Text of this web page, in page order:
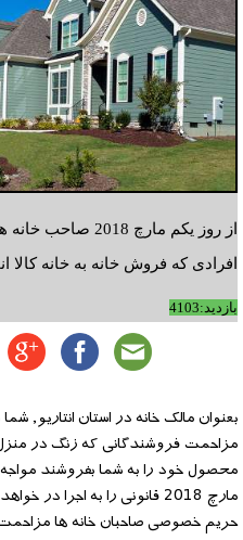
از روز یکم مارچ
افرادی که فروش خانه به خانه کالا
بازدید:4103
بعنوان مالک خانه در استان انتاریو,
مزاحمت فروشندگانی که زنگ در منزل
محصول خود را به شما بفروشند مواجه
مارچ 2018 قانونی را به
حریم خصوصی صاحبان خانه ها